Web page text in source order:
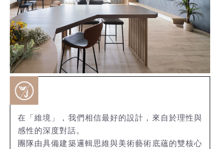
在「維境」，我們相信最好的設計，來自於理性與
感性的深度對話。
團隊由具備建築邏輯思維與美術藝術底蘊的雙核心